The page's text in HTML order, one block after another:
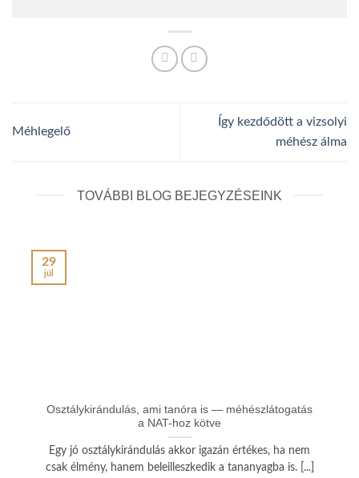
Méhlegelő
Így kezdődött a vizsolyi
méhész álma
TOVÁBBI BLOG BEJEGYZÉSEINK
Osztálykirándulás, ami tanóra is — méhészlátogatás
a NAT-hoz kötve
Egy jó osztálykirándulás akkor igazán értékes, ha nem
csak élmény, hanem beleilleszkedik a tananyagba is. [...]
29
júl